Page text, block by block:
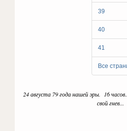
39
40
41
Все
24 августа 79 года нашей эры. 16
свой гнев...